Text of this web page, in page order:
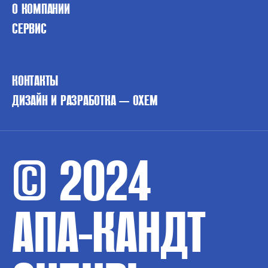
О КОМПАНИИ
СЕРВИС
КОНТАКТЫ
ДИЗАЙН И РАЗРАБОТКА — OXEM
© 2024
АПА-КАНДТ